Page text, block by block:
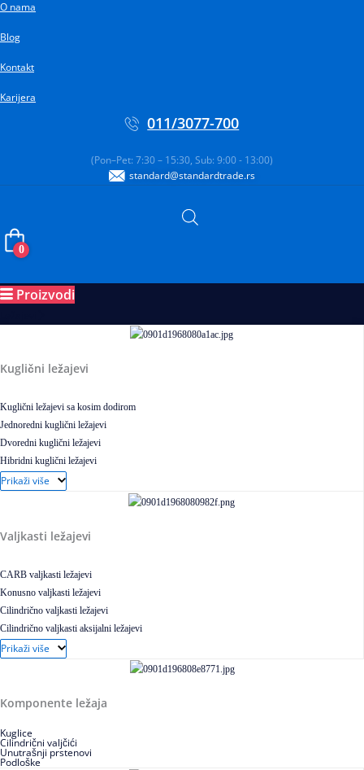
Pređi
na
O nama
Blog
Kontakt
Karijera
011/3077-700
(Pon–Pet: 7:30 – 15:30, Sub: 9:00 - 13:00)
standard@standardtrade.rs
0
Proizvodi
Kuglični ležajevi
Kuglični ležajevi sa kosim dodirom
Jednoredni kuglični ležajevi
Dvoredni kuglični ležajevi
Hibridni kuglični ležajevi
Elektroizolovani kuglični ležajevi
Kuglični ležajevi od nerđajućeg čelika
Prikaži više
Valjkasti ležajevi
CARB valjkasti ležajevi
Konusno valjkasti ležajevi
Cilindrično valjkasti ležajevi
Cilindrično valjkasti aksijalni ležajevi
Igličasti ležajevi
Buričasti zaptiveni ležajevi
Prikaži više
Komponente ležaja
Kuglice
Cilindrični valjčići
Unutrašnji prstenovi
Podloške